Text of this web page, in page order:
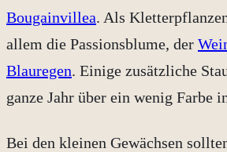
Bougainvillea. Als
allem die Passionsblume, der
Blauregen. Einige zusätzliche
ganze Jahr über ein wenig Farbe
Bei den kleinen Gewächsen